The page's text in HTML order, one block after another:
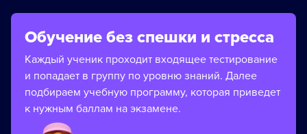
Обучение без спешки и стресса
Каждый ученик проходит входящее тестирование
и попадает в группу по уровню знаний. Далее
подбираем учебную программу, которая приведет
к нужным баллам на экзамене.